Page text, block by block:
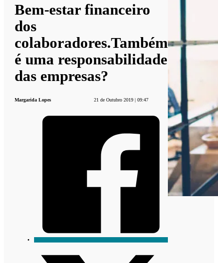
Bem-estar financeiro
dos
colaboradores.Também
é uma responsabilidade
das empresas?
Margarida Lopes 21 de Outubro 2019 | 09:47